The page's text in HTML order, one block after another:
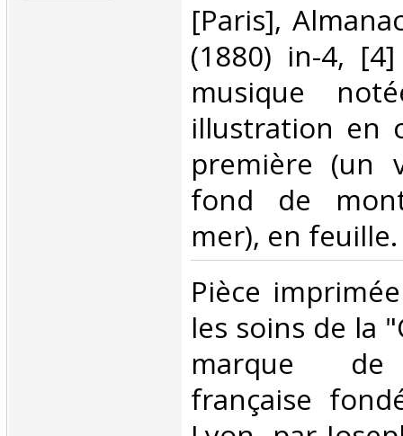
‎[Paris],
(1880) in-4,
musique
illustration en
première (un
fond de
mer), en
‎Pièce
les soins de la
marque de
française